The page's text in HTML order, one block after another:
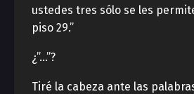
ustedes tres sólo se les
piso 29.”
¿”…”?
Tiré la cabeza ante las